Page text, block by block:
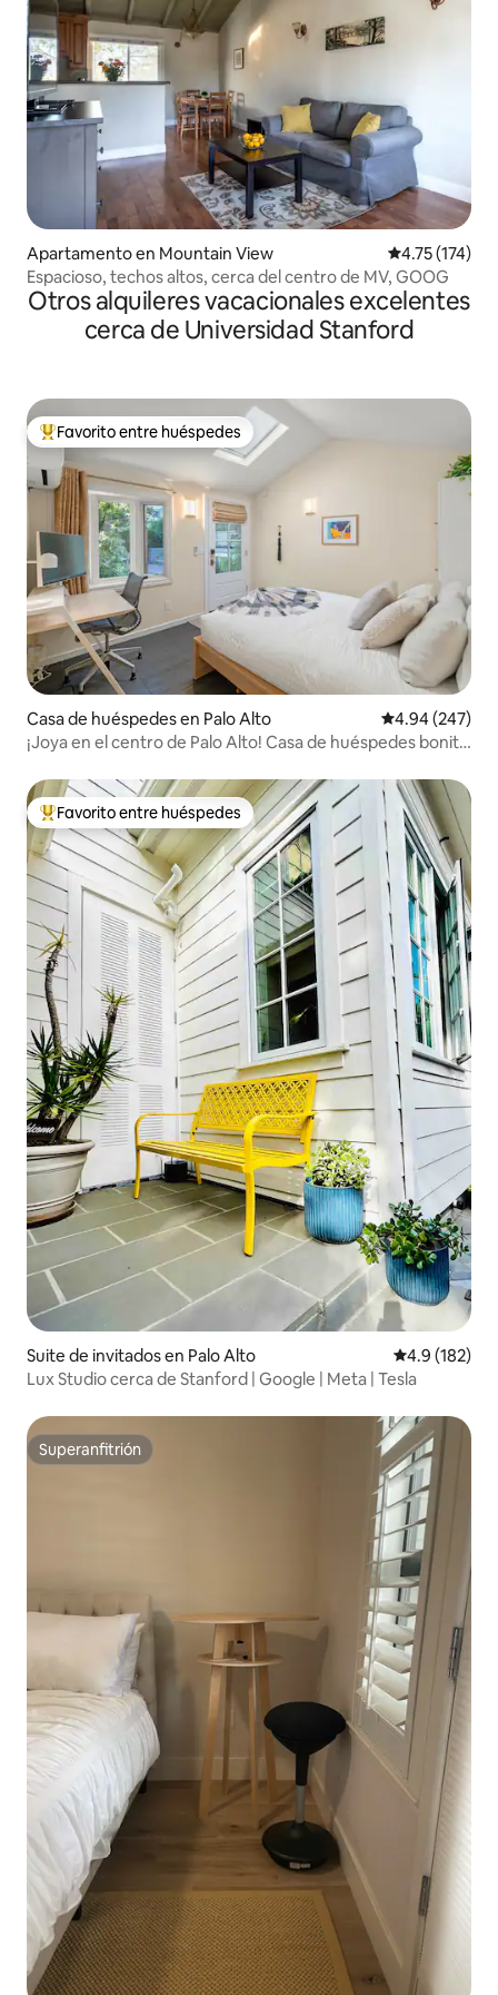
Apartamento en Mountain View Calificación
4.75 (174)
Espacioso, techos altos, cerca del centro de MV, GOOG
Otros alquileres vacacionales excelentes
cerca de Universidad Stanford
Favorito entre huéspedes preferido
Favorito entre huéspedes
Casa de huéspedes en Palo Alto Calificación
4.94 (247)
¡Joya en el centro de Palo Alto! Casa de huéspedes bonita
Favorito entre huéspedes preferido
Favorito entre huéspedes
Suite de invitados en Palo Alto Calificación
4.9 (182)
Lux Studio cerca de Stanford | Google | Meta | Tesla
Superanfitrión
Superanfitrión